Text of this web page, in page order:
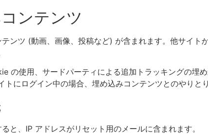
ンテンツ
ンツ (動画、画像、投稿など) が含まれます。他サイト
の使用、サードパーティによる追加トラッキングの埋
にログイン中の場合、埋め込みコンテンツとのやりと
と、IP アドレスがリセット用のメールに含まれます。